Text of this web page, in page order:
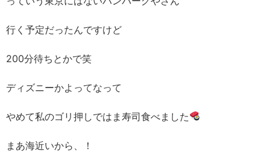
行く予定だったんですけど
200分待ちとかで笑
ディズニーかよってなって
やめて私のゴリ押しではま寿司食べました
まあ海近いから、！